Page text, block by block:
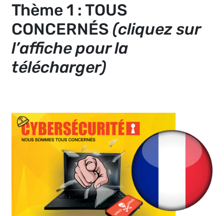
Thème 1 : TOUS
CONCERNÉS(cliquez sur
l’affiche pour la
télécharger)